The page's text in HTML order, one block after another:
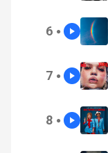
6 ●
7 ●
8 ●